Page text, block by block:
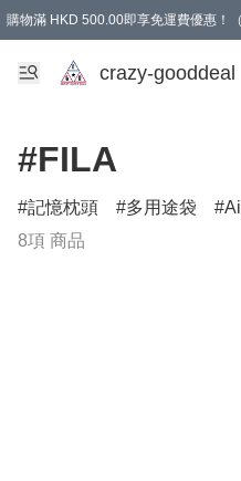
購物滿 HKD 500.00即享免運費優惠！
成為會員可享免費禮品
crazy-gooddeal
#FILA
記憶枕頭 多用途袋
8項 商品